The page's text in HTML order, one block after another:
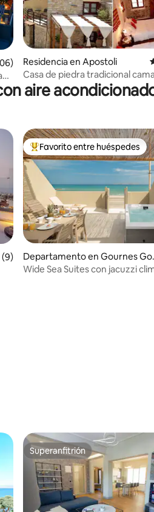
promedio: 4.98 de 5; 106
Residencia en Apostoli
Casa de piedra tradicional
aire
promedio: 4.89 de 5; 9
De los mejores en Favorito
Favorito entre huéspedes
Departamento en Gournes
von
Superanfitrión
Superanfitrión